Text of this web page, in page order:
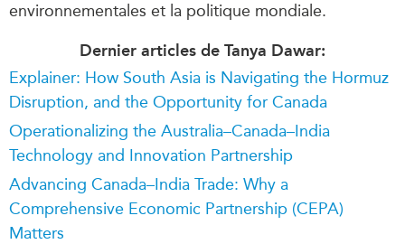
environnementales et la politique mondiale.
Dernier articles de Tanya Dawar:
Explainer: How South Asia is Navigating the Hormuz
Disruption, and the Opportunity for Canada
Operationalizing the Australia–Canada–India
Technology and Innovation Partnership
Advancing Canada–India Trade: Why a
Comprehensive Economic Partnership (CEPA)
Matters